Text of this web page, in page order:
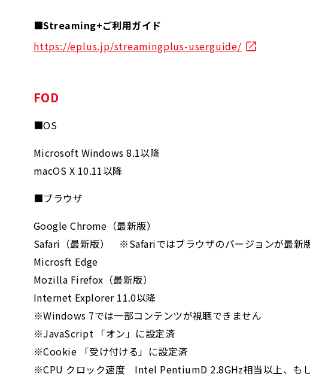
■Streaming+ご利用ガイド
https://eplus.jp/streamingplus-userguide/
FOD
■OS
Microsoft Windows 8.1以降
macOS X 10.11以降
■ブラウザ
Google Chrome（最新版）
Safari（最新版） ※Safariではブラウザのバージョンが最新
Microsft Edge
Mozilla Firefox（最新版）
Internet Explorer 11.0以降
※Windows 7では一部コンテンツが視聴できません
※JavaScript 「オン」に設定済
※Cookie 「受け付ける」に設定済
※CPU クロック速度 Intel PentiumD 2.8GHz相当以上、も